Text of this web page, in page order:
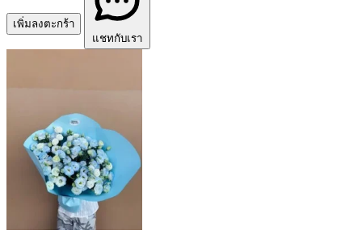
เพิ่มลงตะกร้า
แชทกับเรา